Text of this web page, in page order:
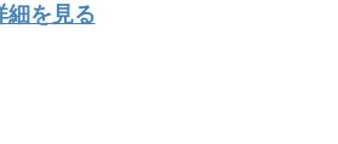
細を見る